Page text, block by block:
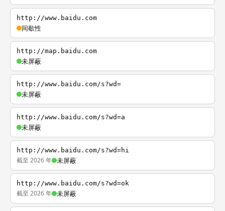
http://www.baidu.com
间歇性
http://map.baidu.com
未屏蔽
http://www.baidu.com/s?wd=
未屏蔽
http://www.baidu.com/s?wd=a
未屏蔽
http://www.baidu.com/s?wd=hi
截至 2026 年 未屏蔽
http://www.baidu.com/s?wd=ok
截至 2026 年 未屏蔽